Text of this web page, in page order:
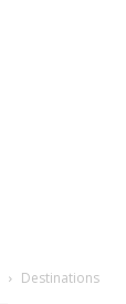
Destinations